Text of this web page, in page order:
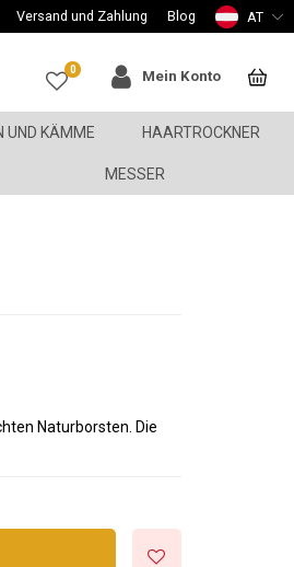
Versand und Zahlung Blog AT
0 Mein Konto
UND KÄMME HAARTROCKNER
MESSER
Naturborsten. Die